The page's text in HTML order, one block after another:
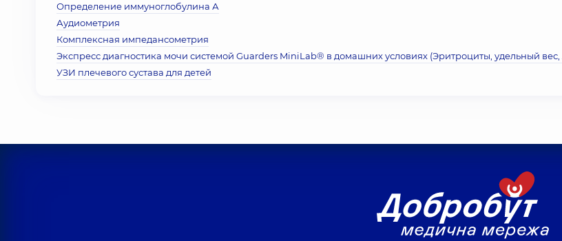
Определение иммуноглобулина А
Аудиометрия
Комплексная импедансометрия
Экспресс диагностика мочи системой Guarders MiniLab® в домашних условиях (Эритроциты, удельный
УЗИ плечевого сустава для детей